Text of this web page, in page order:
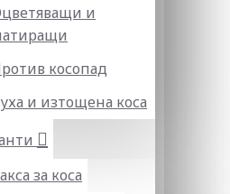
и
косопад
и изтощена коса
за коса